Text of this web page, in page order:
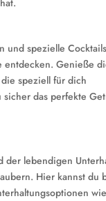
und spezielle
entdecken. Genieße
speziell für dich
das perfekte
der lebendigen
Hier kannst du